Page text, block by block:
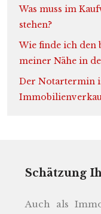
Was muss im
stehen?
Wie finde ich
meiner Nähe in
Der Notartermin
Schätzung
Auch als